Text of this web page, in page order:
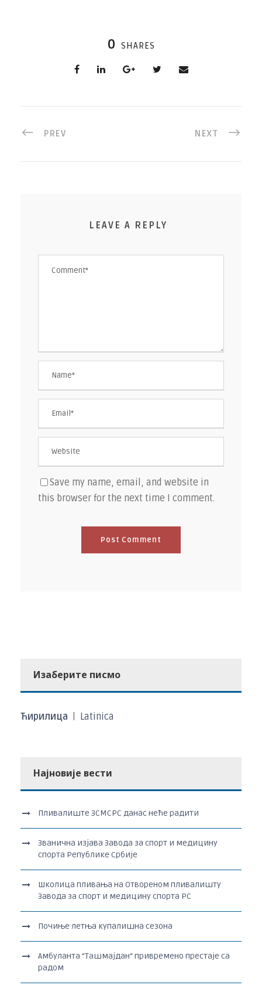
0 SHARES
PREV NEXT
LEAVE A REPLY
Save my name, email, and website in
this browser for the next time I comment.
Изаберите писмо
Ћирилица Latinica
Најновије вести
Пливалиште ЗСМСРС данас неће радити
Званична изјава Завода за спорт и медицину
спорта Републике Србије
Школица пливања на Отвореном пливалишту
Завода за спорт и медицину спорта РС
Почиње летња купалишна сезона
Амбуланта “Ташмајдан“ привремено престаје са
радом